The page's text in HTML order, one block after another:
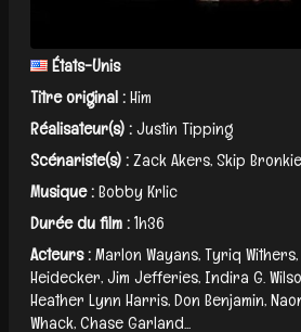
États-Unis
Titre original :Him
Réalisateur(s) :Justin Tipping
Scénariste(s) :Zack Akers, Skip
Musique :Bobby Krlic
Durée du film :1h36
Acteurs :Marlon Wayans, Tyriq Withers,
Heidecker, Jim Jefferies, Indira G.
Heather Lynn Harris, Don Benjamin,
Whack, Chase Garland...